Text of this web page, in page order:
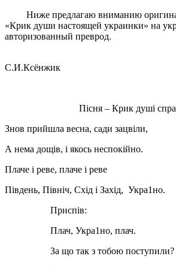
Ниже предлагаю вниманию
«Крик души настоящей украинки» на
авторизованный преврод.
С.И.Ксёнжик
Пiсня – Крик душi
Знов прийшла весна, сади зацвiли,
А нема дощiв, i якось неспокiйно.
Плаче i реве, плаче i реве
Пiвдень, Пiвнiч, Схiд i Захiд, Укра1но.
Приспiв:
Плач, Укра1но, плач.
За що так з тобою поступили?